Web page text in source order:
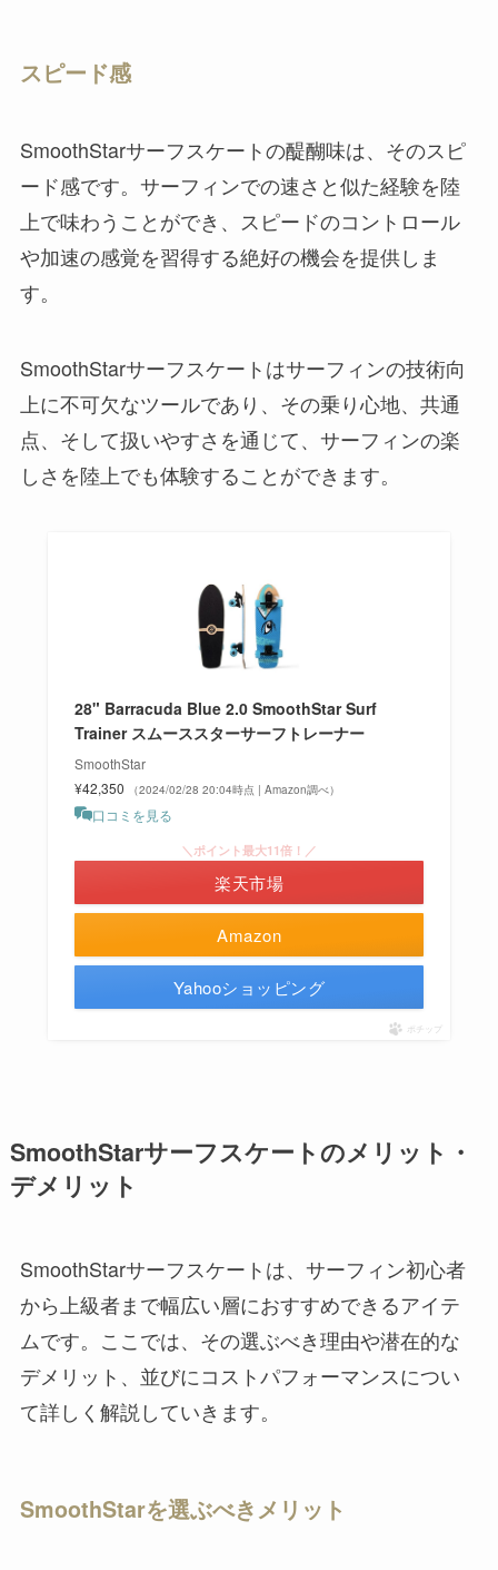
スピード感
SmoothStarサーフスケートの醍醐味は、そのスピ
ード感です。サーフィンでの速さと似た経験を陸
上で味わうことができ、スピードのコントロール
や加速の感覚を習得する絶好の機会を提供しま
す。
SmoothStarサーフスケートはサーフィンの技術向
上に不可欠なツールであり、その乗り心地、共通
点、そして扱いやすさを通じて、サーフィンの楽
しさを陸上でも体験することができます。
28" Barracuda Blue 2.0 SmoothStar Surf
Trainer スムーススターサーフトレーナー
SmoothStar
¥42,350
（2024/02/28 20:04時点 | Amazon調べ）
口コミを見る
Amazon
＼ポイント最大11倍！／
楽天市場
Yahooショッピング
ポチップ
SmoothStarサーフスケートのメリット・
デメリット
SmoothStarサーフスケートは、サーフィン初心者
から上級者まで幅広い層におすすめできるアイテ
ムです。ここでは、その選ぶべき理由や潜在的な
デメリット、並びにコストパフォーマンスについ
て詳しく解説していきます。
SmoothStarを選ぶべきメリット